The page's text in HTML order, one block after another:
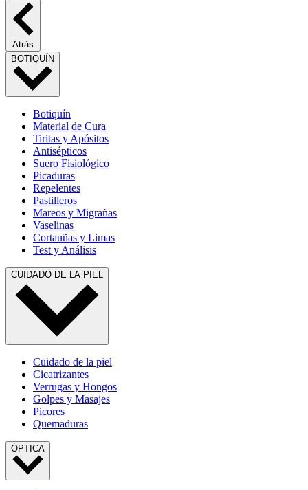
Atrás
BOTIQUÍN
Botiquín
Material de Cura
Tiritas y Apósitos
Antisépticos
Suero Fisiológico
Picaduras
Repelentes
Pastilleros
Mareos y Migrañas
Vaselinas
Cortauñas y Limas
Test y Análisis
CUIDADO DE LA PIEL
Cuidado de la piel
Cicatrizantes
Verrugas y Hongos
Golpes y Masajes
Picores
Quemaduras
ÓPTICA